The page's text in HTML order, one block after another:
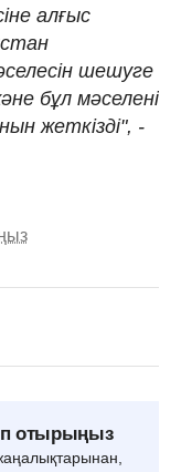
алғыс
шешуге
бұл мәселені
жеткізді", -
отырыңыз